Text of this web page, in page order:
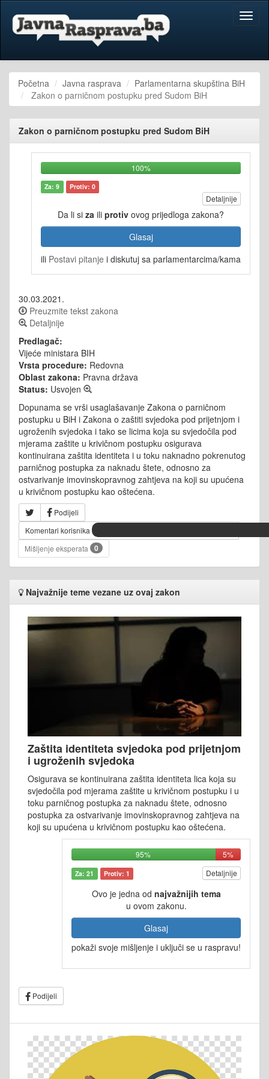
Početna Javna rasprava
Parlamentarna skupština BiH
Zakon o parničnom postupku pred Sudom BiH
Zakon o parničnom postupku pred Sudom BiH
100%
Za: 9 Protiv: 0
Detaljnije
Da li si za ili protiv ovog prijedloga zakona?
Glasaj
ili Postavi pitanje i diskutuj sa parlamentarcima/kama
30.03.2021.
Preuzmite tekst zakona
Detaljnije
Predlagač:
Vijeće ministara BIH
Vrsta procedure: Redovna
Oblast zakona: Pravna država
Status: Usvojen
Dopunama se vrši usaglašavanje Zakona o parničnom
postupku u BiH i Zakona o zaštiti svjedoka pod prijetnjom i
ugroženih svjedoka i tako se licima koja su svjedočila pod
mjerama zaštite u krivičnom postupku osigurava
kontinuirana zaštita identiteta i u toku naknadno pokrenutog
parničnog postupka za naknadu štete, odnosno za
ostvarivanje imovinskopravnog zahtjeva na koji su upućena
u krivičnom postupku kao oštećena.
Podijeli
Komentari korisnika
Mišljenje eksperata
0
Najvažnije teme vezane uz ovaj zakon
Zaštita identiteta svjedoka pod prijetnjom
i ugroženih svjedoka
Osigurava se kontinuirana zaštita identiteta lica koja su
svjedočila pod mjerama zaštite u krivičnom postupku i u
toku parničnog postupka za naknadu štete, odnosno
postupka za ostvarivanje imovinskopravnog zahtjeva na
koji su upućena u krivičnom postupku kao oštećena.
95% 5%
Za: 21 Protiv: 1 Detaljnije
Ovo je jedna od najvažnijih tema
u ovom zakonu.
Glasaj
pokaži svoje mišljenje i uključi se u raspravu!
Podijeli